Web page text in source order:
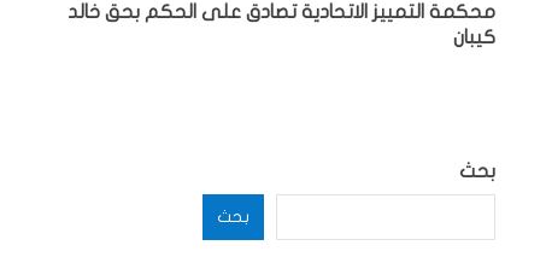
محكمة التمييز الاتحادية تصادق على الحكم بحق خالد
كيبان
بحث
بحث